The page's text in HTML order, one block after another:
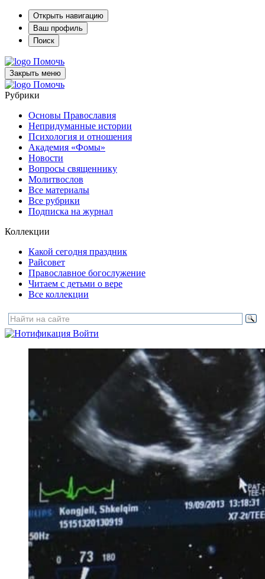
Открыть навигацию
Ваш профиль
Поиск
Помочь
Закрыть меню
Помочь
Рубрики
Основы Православия
Непридуманные истории
Психология и отношения
Академия «Фомы»
Новости
Вопросы священнику
Молитвослов
Все материалы
Все рубрики
Подписка на журнал
Коллекции
Какой сегодня праздник
Райсовет
Православное богослужение
Читаем с детьми о вере
Все коллекции
Войти